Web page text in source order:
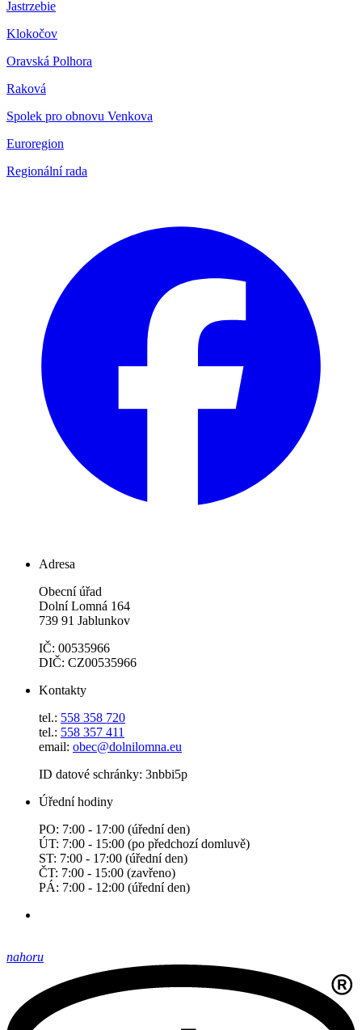
Jastrzebie
Klokočov
Oravská Polhora
Raková
Spolek pro obnovu Venkova
Euroregion
Regionální rada
Adresa
Obecní úřad
Dolní Lomná 164
739 91 Jablunkov
IČ: 00535966
DIČ: CZ00535966
Kontakty
tel.: 558 358 720
tel.: 558 357 411
email: obec@dolnilomna.eu
ID datové schránky: 3nbbi5p
Úřední hodiny
PO: 7:00 - 17:00 (úřední den)
ÚT: 7:00 - 15:00 (po předchozí domluvě)
ST: 7:00 - 17:00 (úřední den)
ČT: 7:00 - 15:00 (zavřeno)
PÁ: 7:00 - 12:00 (úřední den)
nahoru